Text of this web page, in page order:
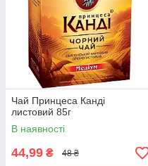
Чай Принцеса Канді
листовий 85г
В наявності
44,99 ₴ 48 ₴